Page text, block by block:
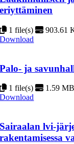
eriyttäminen
1 file(s)
903.61
Download
Palo- ja
1 file(s)
1.59 MB
Download
Sairaalan lvi-
rakentamisessa